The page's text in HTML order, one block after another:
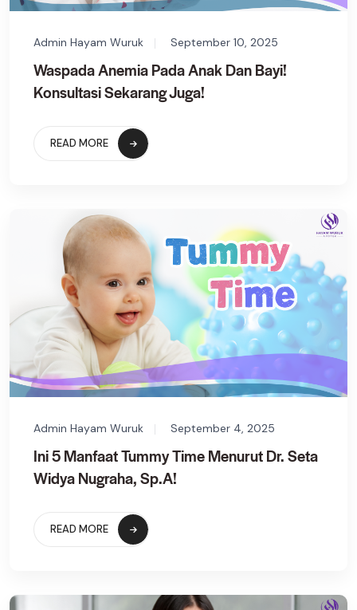
Admin Hayam Wuruk September 10, 2025
Waspada Anemia Pada Anak Dan Bayi!
Konsultasi Sekarang Juga!
READ MORE
Admin Hayam Wuruk September 4, 2025
Ini 5 Manfaat Tummy Time Menurut Dr. Seta
Widya Nugraha, Sp.A!
READ MORE